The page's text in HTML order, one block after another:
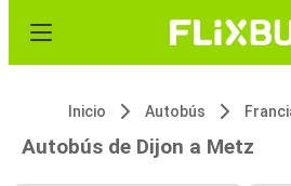
Inicio Autobús
Autobús de Dijon a Metz